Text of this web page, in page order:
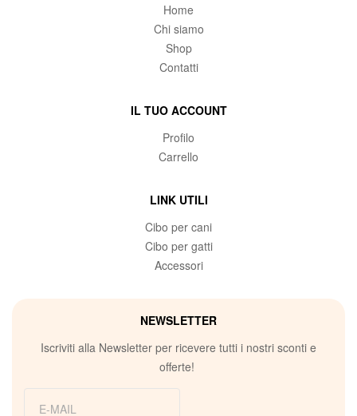
Home
Chi siamo
Shop
Contatti
IL TUO ACCOUNT
Profilo
Carrello
LINK UTILI
Cibo per cani
Cibo per gatti
Accessori
NEWSLETTER
Iscriviti alla Newsletter per ricevere tutti i nostri sconti e
offerte!